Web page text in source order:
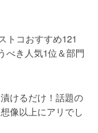
トコおすすめ121
べき人気1位＆部門
けるだけ！話題の
像以上にアリでし